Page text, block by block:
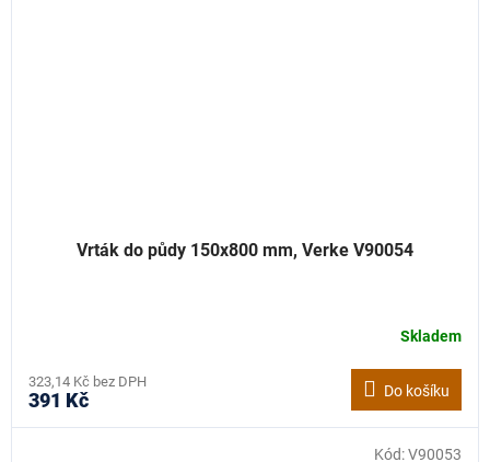
Vrták do půdy 150x800 mm, Verke V90054
Skladem
323,14 Kč bez DPH
391 Kč Do košíku
Kód:V90053